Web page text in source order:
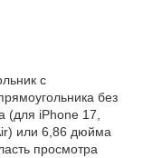
с
без
(для iPhone 17,
или 6,86 дюйма
просмотра